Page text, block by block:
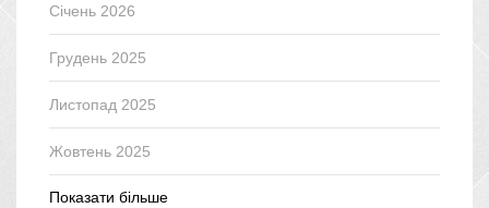
Січень 2026
Грудень 2025
Листопад 2025
Жовтень 2025
Показати більше